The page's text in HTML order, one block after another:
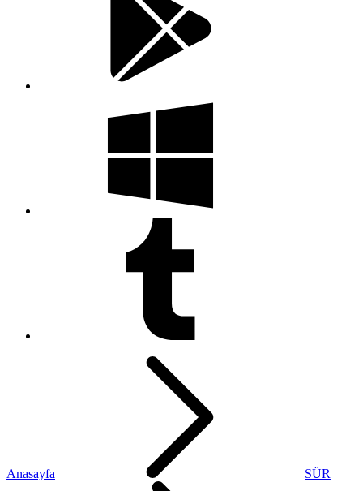
Anasayfa SÜR